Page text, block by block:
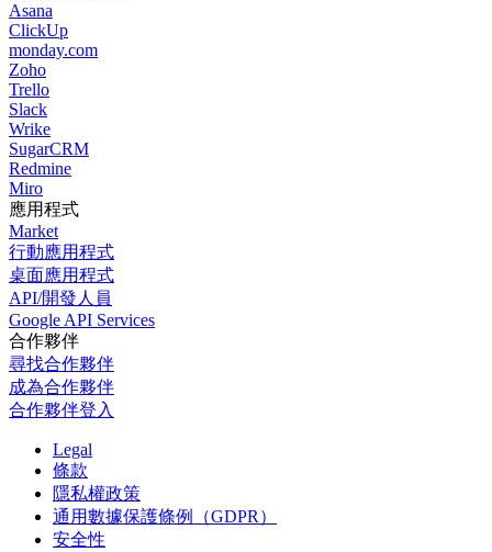
Asana
ClickUp
monday.com
Zoho
Trello
Slack
Wrike
SugarCRM
Redmine
Miro
應用程式
Market
行動應用程式
桌面應用程式
API/開發人員
Google API Services
合作夥伴
尋找合作夥伴
成為合作夥伴
合作夥伴登入
Legal
條款
隱私權政策
通用數據保護條例（GDPR）
安全性